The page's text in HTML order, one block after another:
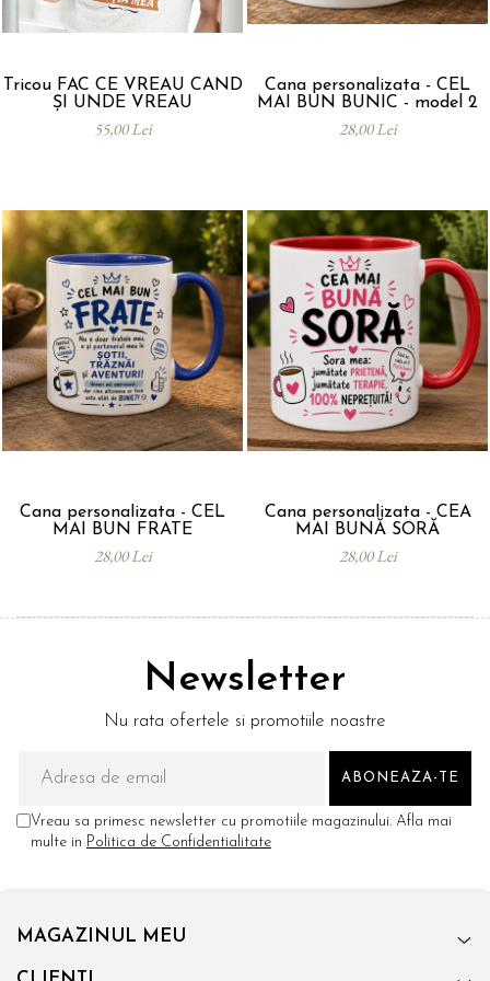
Tricou FAC CE VREAU CÂND
ȘI UNDE VREAU
55,00 Lei
Cana personalizata - CEL
MAI BUN BUNIC - model 2
28,00 Lei
Cana personalizata - CEL
MAI BUN FRATE
28,00 Lei
Cana personalizata - CEA
MAI BUNĂ SORĂ
28,00 Lei
Newsletter
Nu rata ofertele si promotiile noastre
Vreau sa primesc newsletter cu promotiile magazinului. Afla mai
multe in Politica de Confidentialitate
MAGAZINUL MEU